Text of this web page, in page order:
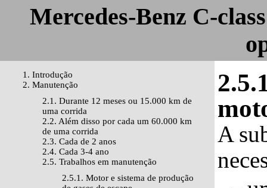
Mercedes-Benz C-
1. Introdução
2. Manutenção
2.1. Durante 12 meses ou 15.000 km de
uma corrida
2.2. Além disso por cada um 60.000 km
de uma corrida
2.3. Cada de 2 anos
2.4. Cada 3-4 ano
2.5. Trabalhos em manutenção
2.5.1. Motor e sistema de produção
A